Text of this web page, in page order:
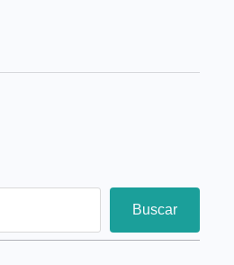
Buscar